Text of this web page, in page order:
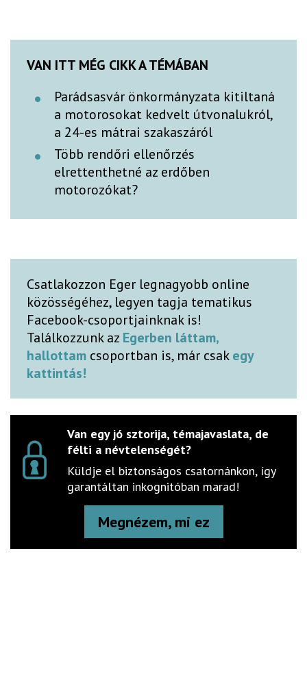
VAN ITT MÉG CIKK A TÉMÁBAN
Parádsasvár önkormányzata kitiltaná
a motorosokat kedvelt útvonalukról,
a 24-es mátrai szakaszáról
Több rendőri ellenőrzés
elrettenthetné az erdőben
motorozókat?
Csatlakozzon Eger legnagyobb online
közösségéhez, legyen tagja tematikus
Facebook-csoportjainknak is!
Találkozzunk az Egerben láttam,
hallottam csoportban is, már csakegy
kattintás!
Van egy jó sztorija, témajavaslata, de
félti a névtelenségét?
Küldje el biztonságos csatornánkon, így
garantáltan inkognitóban marad!
Megnézem, mi ez